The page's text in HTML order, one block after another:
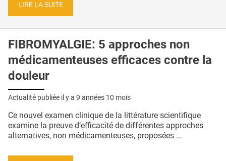
LIRE LA SUITE
FIBROMYALGIE: 5 approches non
médicamenteuses efficaces contre la
douleur
Actualité publiée il y a 9 années 10 mois
Ce nouvel examen clinique de la littérature scientifique
examine la preuve d’efficacité de différentes approches
alternatives, non médicamenteuses, proposées ...